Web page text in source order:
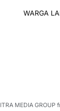
WARGA
MEDIA GROUP